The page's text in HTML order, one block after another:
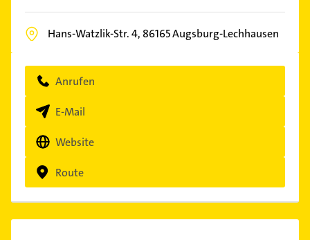
Hans-Watzlik-Str. 4, 86165Augsburg-Lechhausen
Anrufen
E-Mail
Website
Route